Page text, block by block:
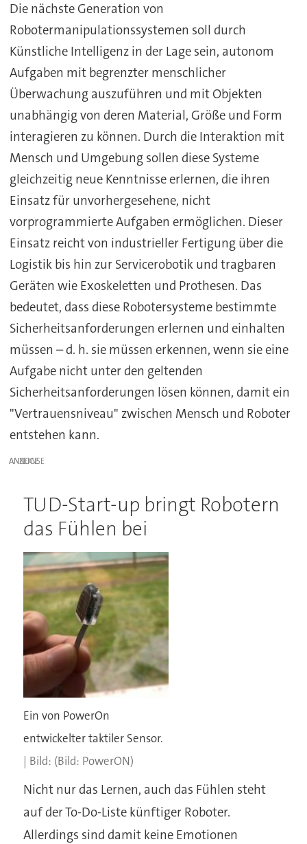
Die nächste Generation von
Robotermanipulationssystemen soll durch
Künstliche Intelligenz in der Lage sein, autonom
Aufgaben mit begrenzter menschlicher
Überwachung auszuführen und mit Objekten
unabhängig von deren Material, Größe und Form
interagieren zu können. Durch die Interaktion mit
Mensch und Umgebung sollen diese Systeme
gleichzeitig neue Kenntnisse erlernen, die ihren
Einsatz für unvorhergesehene, nicht
vorprogrammierte Aufgaben ermöglichen. Dieser
Einsatz reicht von industrieller Fertigung über die
Logistik bis hin zur Servicerobotik und tragbaren
Geräten wie Exoskeletten und Prothesen. Das
bedeutet, dass diese Robotersysteme bestimmte
Sicherheitsanforderungen erlernen und einhalten
müssen – d. h. sie müssen erkennen, wenn sie eine
Aufgabe nicht unter den geltenden
Sicherheitsanforderungen lösen können, damit ein
"Vertrauensniveau" zwischen Mensch und Roboter
entstehen kann.
ANZEIGE
TUD-Start-up bringt Robotern
das Fühlen bei
Ein von PowerOn
entwickelter taktiler Sensor.
(Bild: PowerON)
Nicht nur das Lernen, auch das Fühlen steht
auf der To-Do-Liste künftiger Roboter.
Allerdings sind damit keine Emotionen